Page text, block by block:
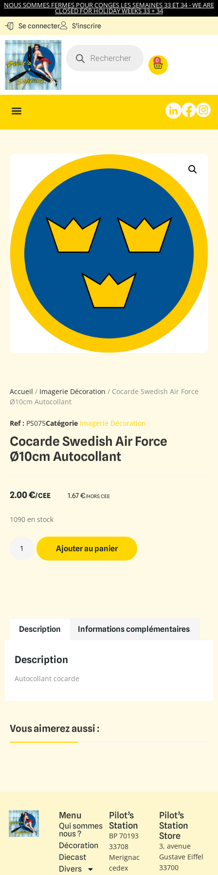
NOUS SOMMES FERMES POUR CONGES LES SEMAINES 33 ET 34 - WE ARE
CLOSED FOR HOLIDAY WEEKS 33 + 34
Se connecter S'inscrire
0
Accueil / Imagerie Décoration / Cocarde Swedish Air Force
Ø10cm Autocollant
Ref : PS075Catégorie Imagerie Décoration
Cocarde Swedish Air Force
Ø10cm Autocollant
2.00€/CEE 1.67€/HORS CEE
1090 en stock
Ajouter au panier
Description Informations complémentaires
Description
Autocollant cocarde
Vous aimerez aussi :
Menu
Qui sommes
nous ?
Décoration
Diecast
Divers
Pilot’s
Station
BP 70193
33708
Merignac
cedex
Pilot’s
Station
Store
3, avenue
Gustave Eiffel​
33700